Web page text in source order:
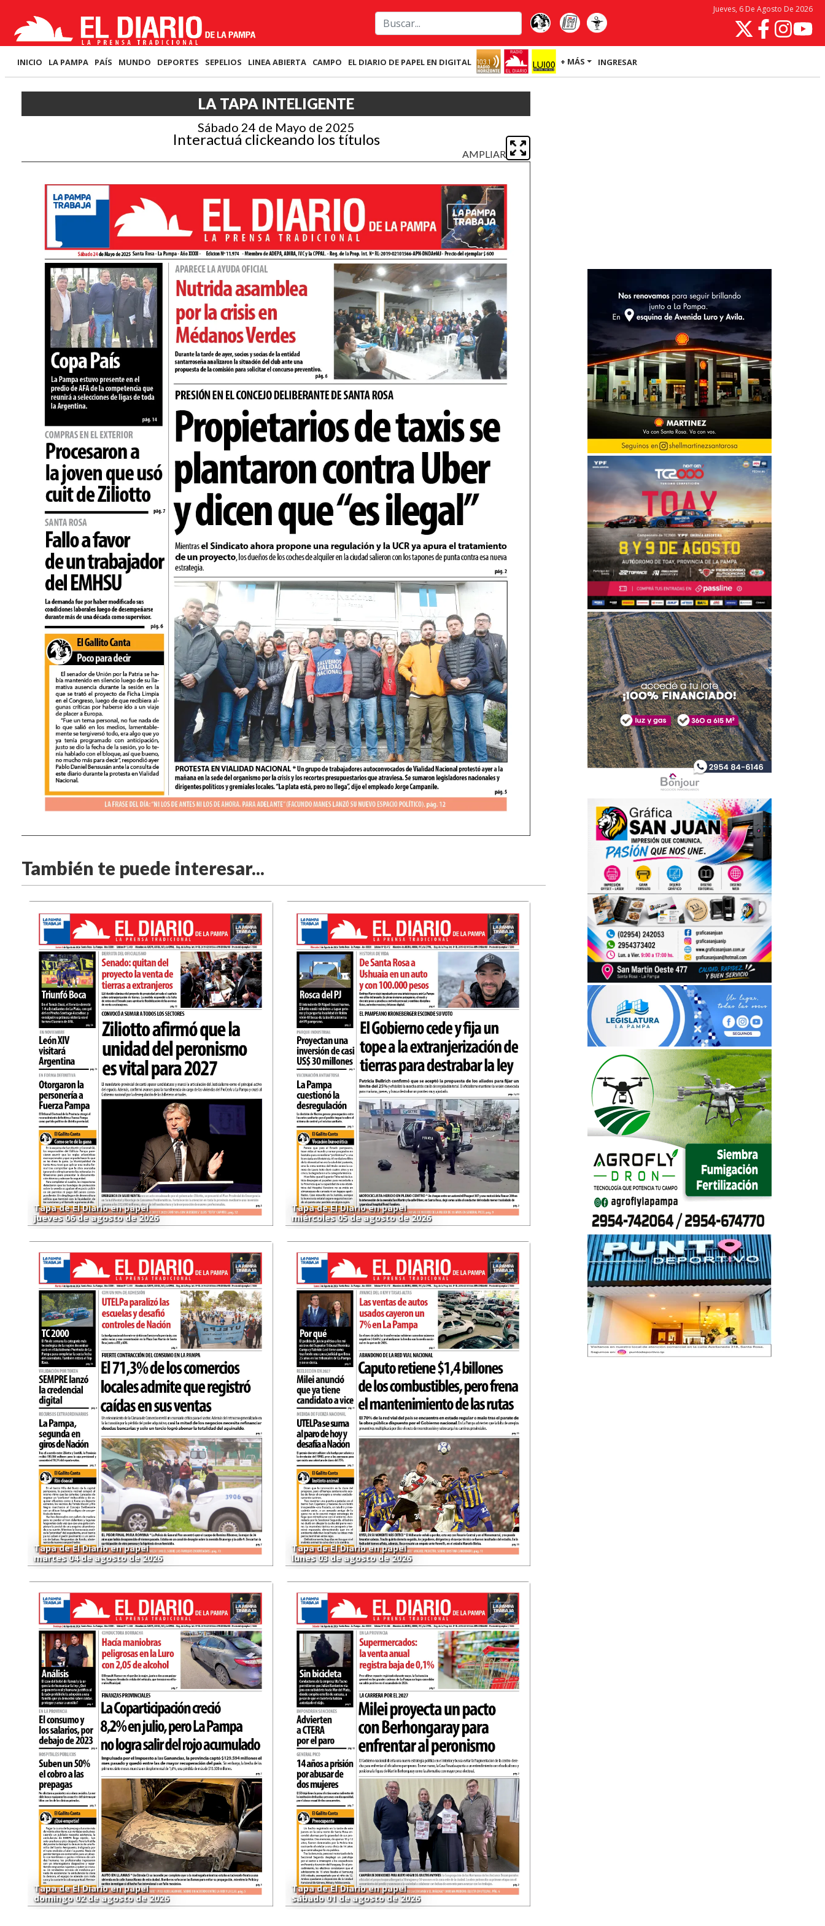
Jueves, 6 De Agosto De 2026
INICIO LA PAMPA PAÍS MUNDO DEPORTES SEPELIOS LINEA ABIERTA CAMPO EL DIARIO DE PAPEL EN DIGITAL + MÁS INGRESAR
LA TAPA INTELIGENTE
Sábado 24 de Mayo de 2025
Interactuá clickeando los títulos
AMPLIAR
También te puede interesar...
Tapa de El Diario en papel
jueves 06 de agosto de 2026
Tapa de El Diario en papel
miércoles 05 de agosto de 2026
Tapa de El Diario en papel
martes 04 de agosto de 2026
Tapa de El Diario en papel
lunes 03 de agosto de 2026
Tapa de El Diario en papel
domingo 02 de agosto de 2026
Tapa de El Diario en papel
sábado 01 de agosto de 2026